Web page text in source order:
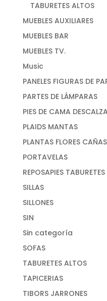
TABURETES ALTOS
MUEBLES AUXILIARES
MUEBLES BAR
MUEBLES TV.
Music
PANELES FIGURAS DE
PARTES DE LÁMPARAS
PIES DE CAMA
PLAIDS MANTAS
PLANTAS FLORES
PORTAVELAS
REPOSAPIES TABURETES
SILLAS
SILLONES
SIN
Sin categoría
SOFAS
TABURETES ALTOS
TAPICERIAS
TIBORS JARRONES